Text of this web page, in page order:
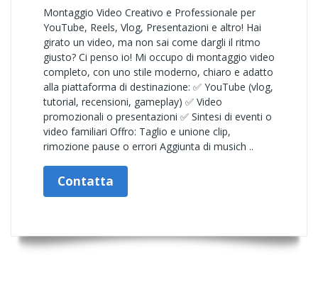
Montaggio Video Creativo e Professionale per
YouTube, Reels, Vlog, Presentazioni e altro! Hai
girato un video, ma non sai come dargli il ritmo
giusto? Ci penso io! Mi occupo di montaggio video
completo, con uno stile moderno, chiaro e adatto
alla piattaforma di destinazione: ✅ YouTube (vlog,
tutorial, recensioni, gameplay) ✅ Video
promozionali o presentazioni ✅ Sintesi di eventi o
video familiari Offro: Taglio e unione clip,
rimozione pause o errori Aggiunta di musich ..
Contatta